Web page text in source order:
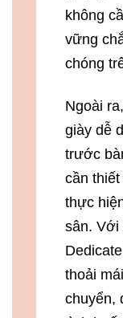
không
vững
chóng
Ngoài
giày dễ
trước
cần
thực
sân. Với
thoải
chuyển,